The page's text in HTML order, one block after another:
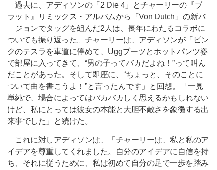
過去に、アディソンの「2 Die 4」とチャーリーの『ブ
ラット』リミックス・アルバムから「Von Dutch」の新バ
ージョンでタッグを組んだ2人は、長年にわたるコラボに
ついても振り返った。チャーリーは、アディソンが「ピン
クのテスラを車道に停めて、Uggブーツとホットパンツ姿
で部屋に入ってきて、“男の子ってバカだよね！”って叫ん
だことがあった。そして即座に、“ちょっと、そのことに
ついて曲を書こうよ！”と言ったんです」と回想。「一見
単純で、場合によってはバカバカしく思えるかもしれない
けど、私にとっては彼女の本能と大胆不敵さを象徴する出
来事でした」と続けた。
これに対しアディソンは、「チャーリーは、私と私のア
イデアを尊重してくれました。自分のアイデアに自信を持
ち、それに従うために、私は初めて自分の足で一歩を踏み